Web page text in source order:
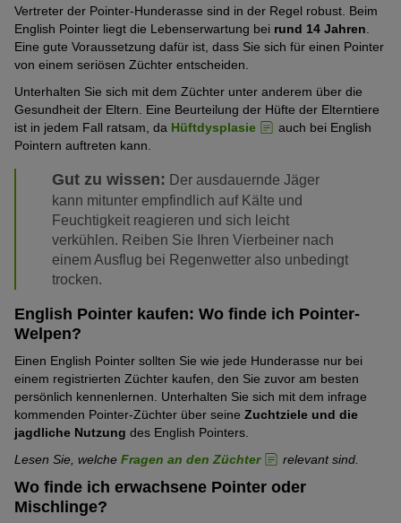
Vertreter der Pointer-Hunderasse sind in der Regel robust. Beim
English Pointer liegt die Lebenserwartung bei rund 14 Jahren
Eine gute Voraussetzung dafür ist, dass Sie sich für einen Pointer
von einem seriösen Züchter entscheiden.
Unterhalten Sie sich mit dem Züchter unter anderem über die
Gesundheit der Eltern. Eine Beurteilung der Hüfte der Elterntiere
ist in jedem Fall ratsam, da Hüftdysplasie
auch bei English
Pointern auftreten kann.
Gut zu wissen: Der ausdauernde Jäger
kann mitunter empfindlich auf Kälte und
Feuchtigkeit reagieren und sich leicht
verkühlen. Reiben Sie Ihren Vierbeiner nach
einem Ausflug bei Regenwetter also unbedingt
trocken.
English Pointer kaufen: Wo finde ich Pointer-
Welpen?
Einen English Pointer sollten Sie wie jede Hunderasse nur bei
einem registrierten Züchter kaufen, den Sie zuvor am besten
persönlich kennenlernen. Unterhalten Sie sich mit dem infrage
kommenden Pointer-Züchter über seine Zuchtziele und die
jagdliche Nutzung des English Pointers.
Lesen Sie, welche Fragen an den Züchter relevant sind.
Wo finde ich erwachsene Pointer oder
Mischlinge?